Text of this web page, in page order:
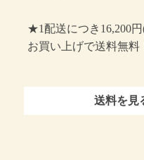
★1配送につき16,200
お買い上げで送料無料
送料を見